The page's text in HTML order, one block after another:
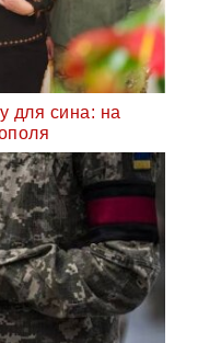
для сина: на